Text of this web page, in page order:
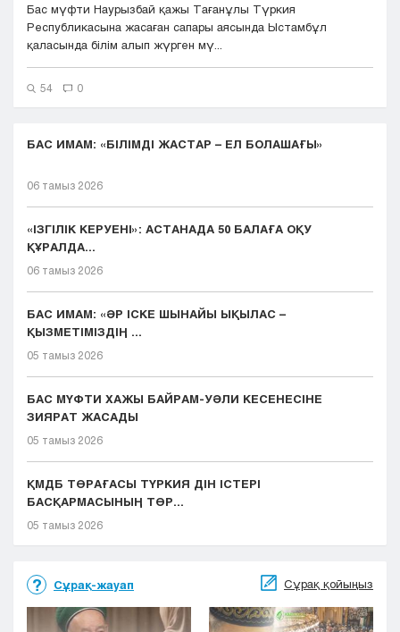
Бас мүфти Наурызбай қажы Тағанұлы Түркия
Республикасына жасаған сапары аясында Ыстамбұл
қаласында білім алып жүрген мү...
54 0
БАС ИМАМ: «БІЛІМДІ ЖАСТАР – ЕЛ БОЛАШАҒЫ»
06 тамыз 2026
«ІЗГІЛІК КЕРУЕНІ»: АСТАНАДА 50 БАЛАҒА ОҚУ
ҚҰРАЛДА...
06 тамыз 2026
БАС ИМАМ: «ӘР ІСКЕ ШЫНАЙЫ ЫҚЫЛАС –
ҚЫЗМЕТІМІЗДІҢ ...
05 тамыз 2026
БАС МҮФТИ ХАЖЫ БАЙРАМ-УӘЛИ КЕСЕНЕСІНЕ
ЗИЯРАТ ЖАСАДЫ
05 тамыз 2026
ҚМДБ ТӨРАҒАСЫ ТҮРКИЯ ДІН ІСТЕРІ
БАСҚАРМАСЫНЫҢ ТӨР...
05 тамыз 2026
Сұрақ-жауап Сұрақ қойыңыз